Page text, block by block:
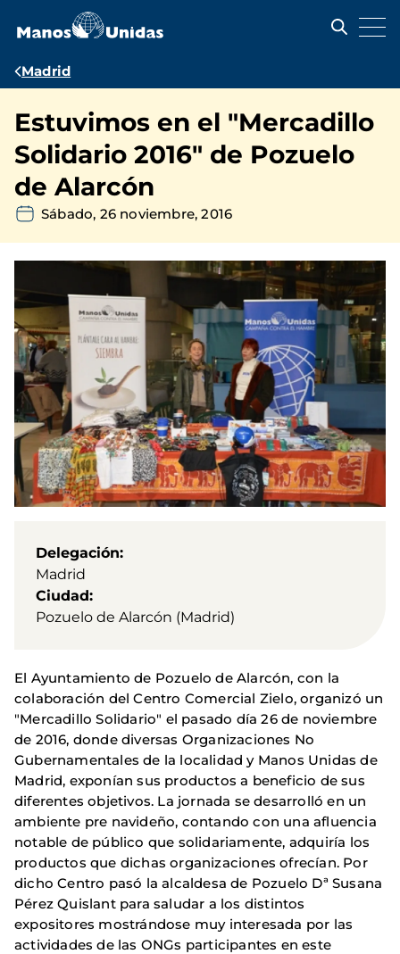
contenido
Ruta
navegación
Madrid
Estuvimos en el "Mercadillo
Solidario 2016" de Pozuelo
de Alarcón
Sábado, 26 noviembre, 2016
Delegación
Madrid
Ciudad
Pozuelo de Alarcón (Madrid)
El Ayuntamiento de Pozuelo de Alarcón, con la
colaboración del Centro Comercial Zielo, organizó un
"Mercadillo Solidario" el pasado día 26 de noviembre
de 2016, donde diversas Organizaciones No
Gubernamentales de la localidad y Manos Unidas de
Madrid, exponían sus productos a beneficio de sus
diferentes objetivos. La jornada se desarrolló en un
ambiente pre navideño, contando con una afluencia
notable de público que solidariamente, adquiría los
productos que dichas organizaciones ofrecían. Por
dicho Centro pasó la alcaldesa de Pozuelo Dª Susana
Pérez Quislant para saludar a los distintos
expositores mostrándose muy interesada por las
actividades de las ONGs participantes en este